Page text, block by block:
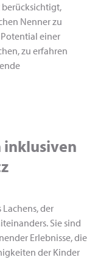
berücksichtigt,
Nenner zu
einer
zu erfahren
inklusiven
der
Sie sind
Erlebnisse, die
der Kinder